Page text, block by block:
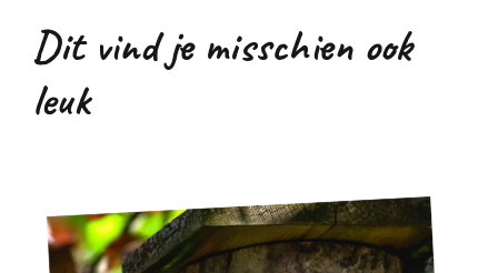
Dit vind je misschien ook
leuk